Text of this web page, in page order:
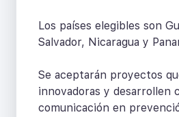
Los países elegibles son
Salvador, Nicaragua y
Se aceptarán proyectos
innovadoras y desarrollen
comunicación en